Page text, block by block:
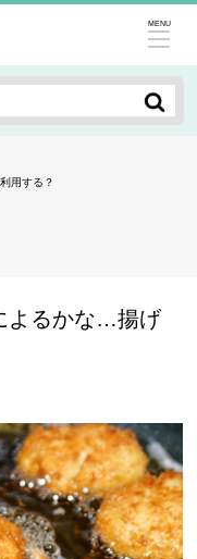
MENU
用する？
よるかな…揚げ